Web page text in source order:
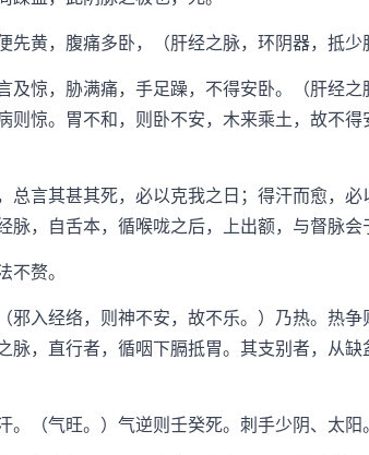
黄，腹痛多卧，（肝经之脉，环阴器，抵少
惊，胁满痛，手足躁，不得安卧。（肝经之
则惊。胃不和，则卧不安，木来乘土，故不
言其甚其死，必以克我之日；得汗而愈，必
脉，自舌本，循喉咙之后，上出额，与督脉会
赘。
入经络，则神不安，故不乐。）乃热。热争
脉，直行者，循咽下膈抵胃。其支别者，从
（气旺。）气逆则壬癸死。刺手少阴、太阳。